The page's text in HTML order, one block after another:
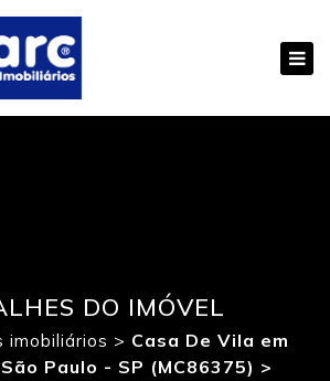
DO IMÓVEL
imobiliários > Casa De Vila em
Paulo - SP (MC86375) >